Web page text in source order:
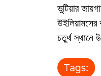
ভুটিয়ার
চতুর্থ স্থানে
Tags: